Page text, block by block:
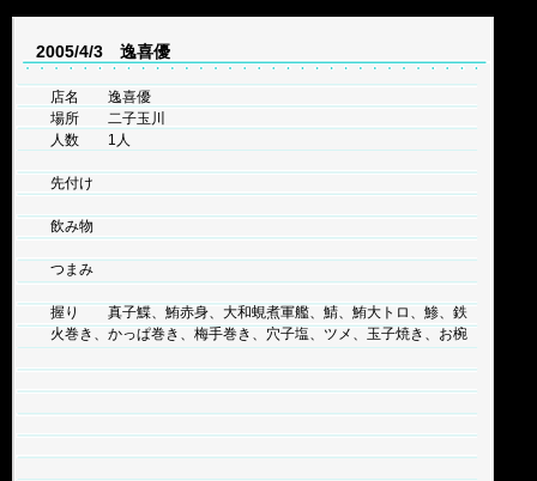
2005/4/3 逸喜優
店名 逸喜優
場所 二子玉川
人数 1人
先付け
飲み物
つまみ
握り 真子鰈、鮪赤身、大和蜆煮軍艦、鯖、鮪大トロ、鯵、鉄
火巻き、かっぱ巻き、梅手巻き、穴子塩、ツメ、玉子焼き、お椀